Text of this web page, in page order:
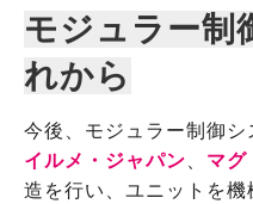
モジュラー制
れから
今後、モジュラー制御シ
イルメ・ジャパン、 マグ
造を行い、ユニットを